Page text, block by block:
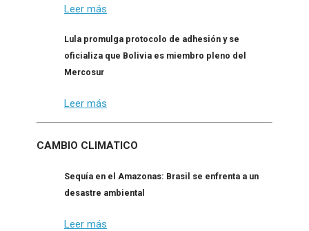
Leer más
Lula promulga protocolo de adhesión y se
oficializa que Bolivia es miembro pleno del
Mercosur
Leer más
CAMBIO CLIMATICO
Sequía en el Amazonas: Brasil se enfrenta a un
desastre ambiental
Leer más